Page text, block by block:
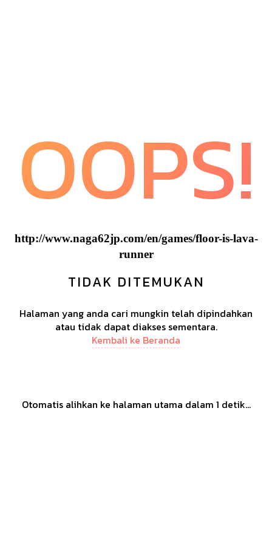
OOPS!
http://www.naga62jp.com/en/games/floor-is-lava-
runner
TIDAK DITEMUKAN
Halaman yang anda cari mungkin telah dipindahkan
atau tidak dapat diakses sementara.
Kembali ke Beranda
Otomatis alihkan ke halaman utama dalam 1 detik...